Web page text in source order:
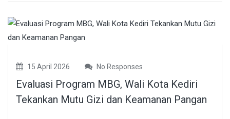
15 April 2026 No Responses
Evaluasi Program MBG, Wali Kota Kediri
Tekankan Mutu Gizi dan Keamanan Pangan